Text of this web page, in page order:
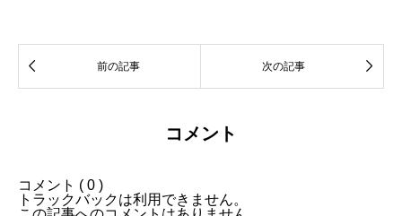
 前の記事 次の記事 
コメント
コメント ( 0 )
トラックバックは利用できません。